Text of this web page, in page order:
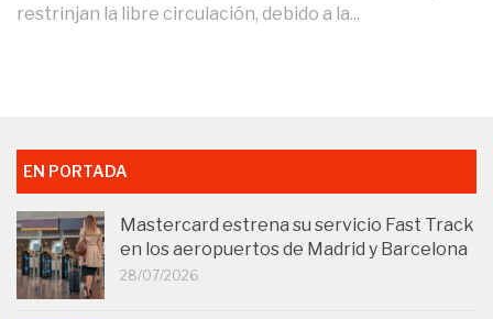
restrinjan la libre circulación, debido a la...
EN PORTADA
Mastercard estrena su servicio Fast Track
en los aeropuertos de Madrid y Barcelona
28/07/2026